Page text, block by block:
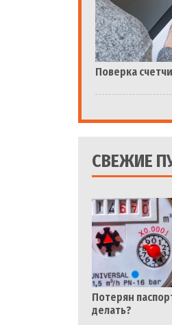
Поверка
СВЕЖИЕ
Потерян
делать?